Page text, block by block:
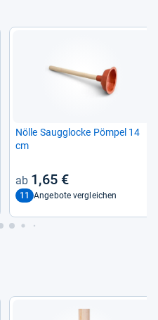
Nölle Saug­glo­cke Pöm­pel 14
cm
1,65 €
11 Angebote vergleichen